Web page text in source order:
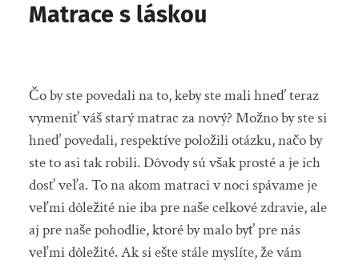
Matrace s láskou
Čo by ste povedali na to, keby ste mali hneď teraz
vymeniť váš starý matrac za nový? Možno by ste si
hneď povedali, respektíve položili otázku, načo by
ste to asi tak robili. Dôvody sú však prosté a je ich
dosť veľa. To na akom matraci v noci spávame je
veľmi dôležité nie iba pre naše celkové zdravie, ale
aj pre naše pohodlie, ktoré by malo byť pre nás
veľmi dôležité. Ak si ešte stále myslíte, že vám